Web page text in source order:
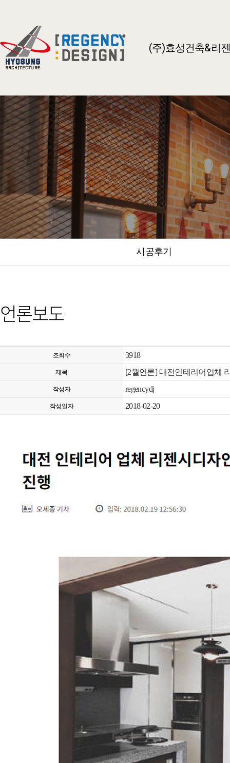
(주)효성건축&리
시공후기
언론보도
조회수 3918
제목 [2월언론] 대전인테리어업체
작성자 regencydj
작성일자 2018-02-20